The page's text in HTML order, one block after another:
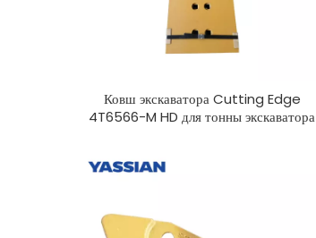
Ковш экскаватора Cutting Edge
4T6566-M HD для тонны экскаватора